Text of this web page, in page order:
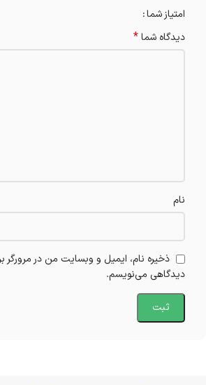
امتیاز شما
دیدگاه شما*
نام
ذخیره نام، ایمیل و وبسایت من در مرورگر
دیدگاهی می‌نویسم.